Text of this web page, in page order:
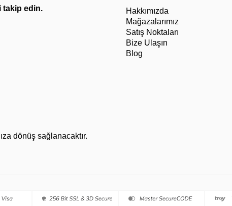
takip edin.
dönüş sağlanacaktır.
Hakkımızda
Mağazalarımız
Satış Noktaları
Bize Ulaşın
Blog